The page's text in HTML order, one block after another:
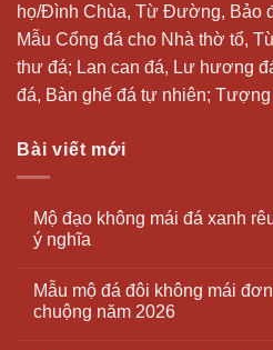
họ/Đình Chùa, Từ Đường, Bảo
Mẫu Cổng đá cho Nhà thờ tổ,
thư đá; Lan can đá, Lư hương
đá, Bàn ghế đá tự nhiên;
Bài viết mới
Mộ đạo không mái đá xanh
ý nghĩa
Mẫu mộ đá đôi không mái
chuộng năm 2026